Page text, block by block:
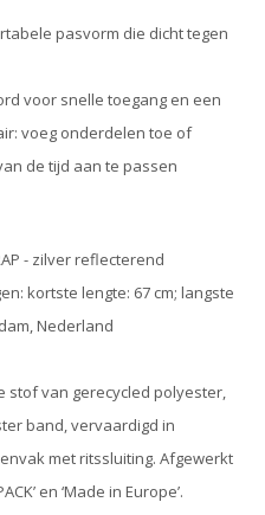
pasvorm die dicht tegen
voor snelle toegang en een
voeg onderdelen toe of
de tijd aan te passen
- zilver reflecterend
kortste lengte: 67 cm; langste
Nederland
stof van gerecycled polyester,
band, vervaardigd in
met ritssluiting. Afgewerkt
en ‘Made in Europe’.